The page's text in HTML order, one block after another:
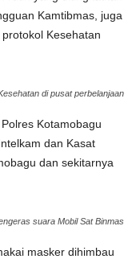
Kamtibmas, juga
Kesehatan
di pusat perbelanjaan
Kotamobagu
dan Kasat
dan sekitarnya
suara Mobil Sat Binmas
masker dihimbau